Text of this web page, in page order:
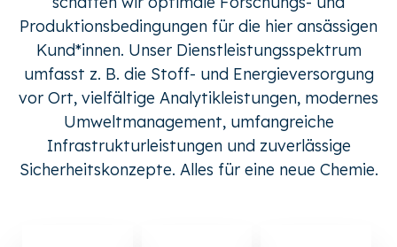
Produktionsbedingungen für die hier ansässigen
Kund*innen. Unser Dienstleistungsspektrum
umfasst z. B. die Stoff- und Energieversorgung
vor Ort, vielfältige Analytikleistungen, modernes
Umweltmanagement, umfangreiche
Infrastrukturleistungen und zuverlässige
Sicherheitskonzepte. Alles für eine neue Chemie.